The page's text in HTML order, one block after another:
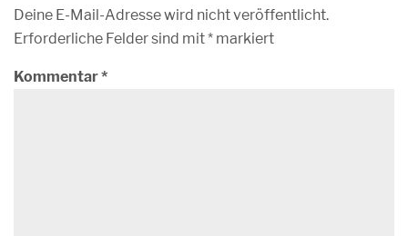
Deine E-Mail-Adresse wird nicht veröffentlicht.
Erforderliche Felder sind mit* markiert
Kommentar*